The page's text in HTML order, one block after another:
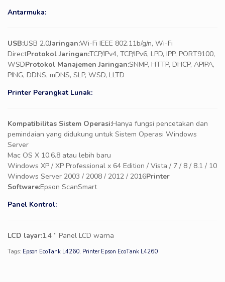
Antarmuka:
USB:USB 2.0Jaringan:Wi-Fi IEEE 802.11b/g/n, Wi-Fi
DirectProtokol Jaringan:TCP/IPv4, TCP/IPv6, LPD, IPP, PORT9100,
WSDProtokol Manajemen Jaringan:SNMP, HTTP, DHCP, APIPA,
PING, DDNS, mDNS, SLP, WSD, LLTD
Printer Perangkat Lunak:
Kompatibilitas Sistem Operasi:Hanya fungsi pencetakan dan
pemindaian yang didukung untuk Sistem Operasi Windows
Server
Mac OS X 10.6.8 atau lebih baru
Windows XP / XP Professional x 64 Edition / Vista / 7 / 8 / 8.1 / 10
Windows Server 2003 / 2008 / 2012 / 2016Printer
Software:Epson ScanSmart
Panel Kontrol:
LCD layar:1,4 ” Panel LCD warna
Tags: Epson EcoTank L4260, Printer Epson EcoTank L4260